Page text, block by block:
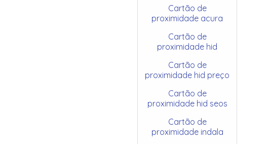
Cartão de
proximidade acura
Cartão de
proximidade hid
Cartão de
proximidade hid preço
Cartão de
proximidade hid seos
Cartão de
proximidade indala